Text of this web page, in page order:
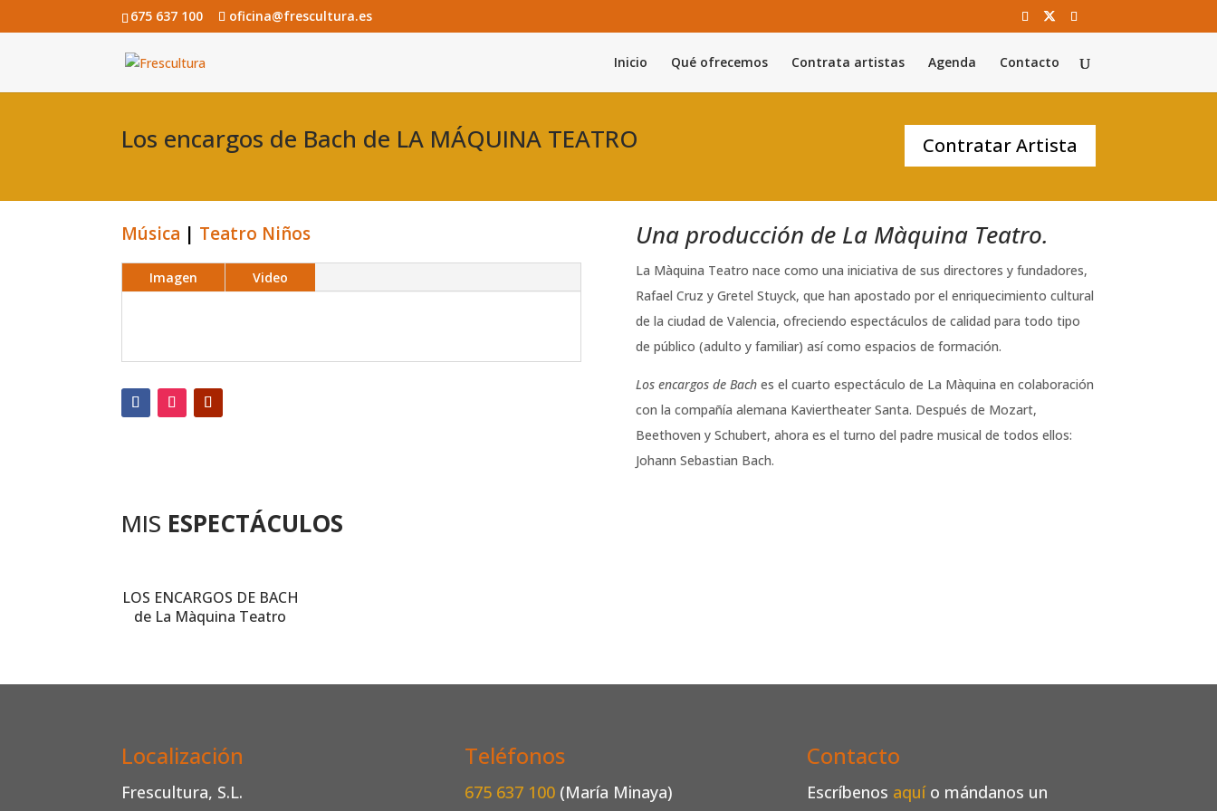
675 637 100 oficina@frescultura.es
Inicio Qué ofrecemos Contrata artistas Agenda Contacto
Los encargos de Bach de LA MÁQUINA TEATRO Contratar Artista
Música | Teatro Niños
Imagen Video
Una producción de La Màquina Teatro.
La Màquina Teatro nace como una iniciativa de sus directores y fundadores,
Rafael Cruz y Gretel Stuyck, que han apostado por el enriquecimiento cultural
de la ciudad de Valencia, ofreciendo espectáculos de calidad para todo tipo
de público (adulto y familiar) así como espacios de formación.
Los encargos de Baches el cuarto espectáculo de La Màquina en colaboración
con la compañía alemana Kaviertheater Santa. Después de Mozart,
Beethoven y Schubert, ahora es el turno del padre musical de todos ellos:
Johann Sebastian Bach.
MIS ESPECTÁCULOS
LOS ENCARGOS DE BACH
de La Màquina Teatro
Localización
Frescultura, S.L.
Teléfonos
675 637 100 (María Minaya)
Contacto
Escríbenos aquío mándanos un